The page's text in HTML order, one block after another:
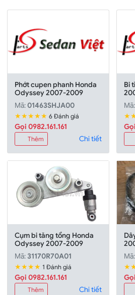
Phớt cupen phanh Honda
Odyssey 2007-2009
Mã:01463SHJA00
★★★★★ 6 Đánh giá
Gọi 0982.161.161
Thêm Chi tiết
Bi
Mã:
Cụm bi tăng tổng Honda
Odyssey 2007-2009
Mã: 31170R70A01
★★★★ 1 Đánh giá
Gọi 0982.161.161
Thêm Chi tiết
Mã: